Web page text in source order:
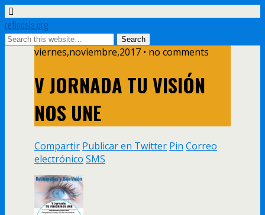
retinosis.org
viernes,noviembre,2017 • no comments
V JORNADA TU VISIÓN
NOS UNE
Compartir Publicar en Twitter Pin Correo
electrónico SMS